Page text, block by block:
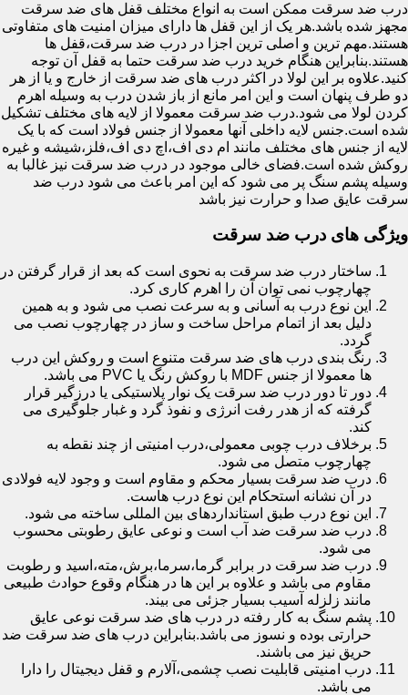
درب ضد سرقت ممکن است به انواع مختلف قفل های ضد سرقت
مجهز شده باشد.هر یک از این قفل ها دارای میزان امنیت های متفاوتی
هستند.مهم ترین و اصلی ترین اجزا در درب ضد سرقت،قفل ها
هستند.بنابراین هنگام خرید درب ضد سرقت حتما به قفل آن توجه
کنید.علاوه بر این لولا در اکثر درب های ضد سرقت از خارج و یا از هر
دو طرف پنهان است و این امر مانع از باز شدن درب به وسیله اهرم
کردن لولا می شود.درب ضد سرقت معمولا از لایه های مختلف تشکیل
شده است.جنس لایه داخلی آنها معمولا از جنس فولاد است که با یک
لایه از جنس های مختلف مانند ام دی اف،اچ دی اف،فلز،شیشه و غیره
روکش شده است.فضای خالی موجود در درب ضد سرقت نیز غالبا به
وسیله پشم سنگ پر می شود که این امر باعث می شود درب ضد
سرقت عایق صدا و حرارت نیز باشد
ویژگی های درب ضد سرقت
ساختار درب ضد سرقت به نحوی است که بعد از قرار گرفتن در
چهارچوب نمی توان آن را اهرم کاری کرد.
این نوع درب به آسانی و به سرعت نصب می شود و به همین
دلیل بعد از اتمام مراحل ساخت و ساز در چهارچوب نصب می
گردد.
رنگ بندی درب های ضد سرقت متنوع است و روکش این درب
ها معمولا از جنس MDF با روکش رنگ یا PVC می باشد.
دور تا دور درب ضد سرقت یک نوار پلاستیکی یا درزگیر قرار
گرفته که از هدر رفت انرژی و نفوذ گرد و غبار جلوگیری می
کند.
برخلاف درب چوبی معمولی،درب امنیتی از چند نقطه به
چهارچوب متصل می شود.
درب ضد سرقت بسیار محکم و مقاوم است و وجود لایه فولادی
در آن نشانه استحکام این نوع درب هاست.
این نوع درب طبق استانداردهای بین المللی ساخته می شود.
درب ضد سرقت ضد آب است و نوعی عایق رطوبتی محسوب
می شود.
درب ضد سرقت در برابر گرما،سرما،برش،مته،اسید و رطوبت
مقاوم می باشد و علاوه بر این ها در هنگام وقوع حوادث طبیعی
مانند زلزله آسیب بسیار جزئی می بیند.
پشم سنگ به کار رفته در درب های ضد سرقت نوعی عایق
حرارتی بوده و نسوز می باشد.بنابراین درب های ضد سرقت ضد
حریق نیز می باشند.
درب امنیتی قابلیت نصب چشمی،آلارم و قفل دیجیتال را دارا
می باشد.